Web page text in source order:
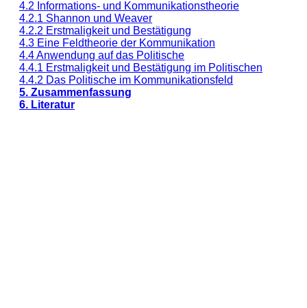
4.2 Informations- und Kommunikationstheorie
4.2.1 Shannon und Weaver
4.2.2 Erstmaligkeit und Bestätigung
4.3 Eine Feldtheorie der Kommunikation
4.4 Anwendung auf das Politische
4.4.1 Erstmaligkeit und Bestätigung im Politischen
4.4.2 Das Politische im Kommunikationsfeld
5. Zusammenfassung
6. Literatur